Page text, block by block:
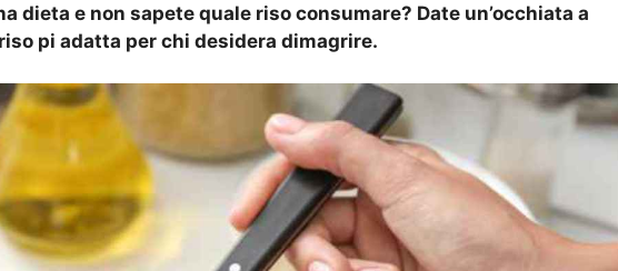
dieta e non sapete quale riso consumare? Date un’occhiata a
pi adatta per chi desidera dimagrire.